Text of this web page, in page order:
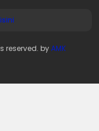
reserved. byAMK